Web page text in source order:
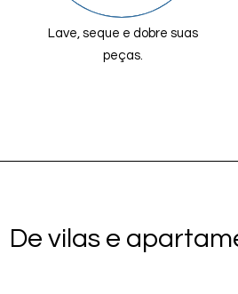
Lave, seque e dobre suas
peças.
De vilas e